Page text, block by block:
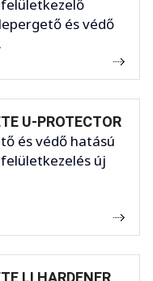
és védő
U-PROTECTOR
és védő hatású
új
LI HARDENER